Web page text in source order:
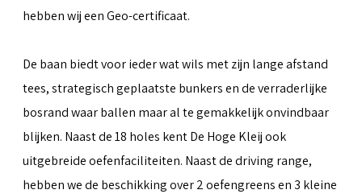
hebben wij een Geo-certificaat.
De baan biedt voor ieder wat wils met zijn lange afstand
tees, strategisch geplaatste bunkers en de verraderlijke
bosrand waar ballen maar al te gemakkelijk onvindbaar
blijken. Naast de 18 holes kent De Hoge Kleij ook
uitgebreide oefenfaciliteiten. Naast de driving range,
hebben we de beschikking over 2 oefengreens en 3 kleine